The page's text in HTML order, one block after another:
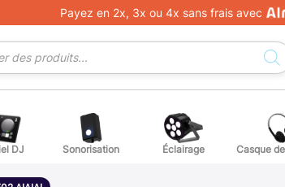
Payez en 2x, 3x ou 4x sans frais avec
DJ Sonorisation Éclairage Casque